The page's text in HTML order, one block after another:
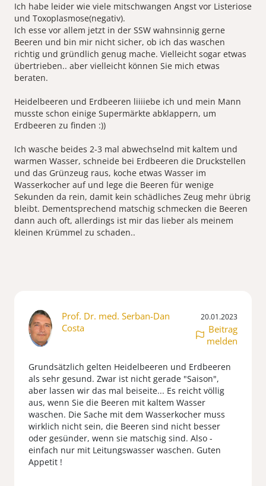
Ich habe leider wie viele mitschwangen Angst vor Listeriose
und Toxoplasmose(negativ).
Ich esse vor allem jetzt in der SSW wahnsinnig gerne
Beeren und bin mir nicht sicher, ob ich das waschen
richtig und gründlich genug mache. Vielleicht sogar etwas
übertrieben.. aber vielleicht können Sie mich etwas
beraten.
Heidelbeeren und Erdbeeren liiiiebe ich und mein Mann
musste schon einige Supermärkte abklappern, um
Erdbeeren zu finden :))
Ich wasche beides 2-3 mal abwechselnd mit kaltem und
warmen Wasser, schneide bei Erdbeeren die Druckstellen
und das Grünzeug raus, koche etwas Wasser im
Wasserkocher auf und lege die Beeren für wenige
Sekunden da rein, damit kein schädliches Zeug mehr übrig
bleibt. Dementsprechend matschig schmecken die Beeren
dann auch oft, allerdings ist mir das lieber als meinem
kleinen Krümmel zu schaden..
Prof. Dr. med. Serban-Dan
Costa
20.01.2023
Beitrag
melden
Grundsätzlich gelten Heidelbeeren und Erdbeeren
als sehr gesund. Zwar ist nicht gerade "Saison",
aber lassen wir das mal beiseite... Es reicht völlig
aus, wenn Sie die Beeren mit kaltem Wasser
waschen. Die Sache mit dem Wasserkocher muss
wirklich nicht sein, die Beeren sind nicht besser
oder gesünder, wenn sie matschig sind. Also -
einfach nur mit Leitungswasser waschen. Guten
Appetit !